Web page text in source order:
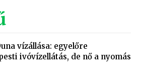
vízállása: egyelőre
ivóvízellátás, de nő a nyomás